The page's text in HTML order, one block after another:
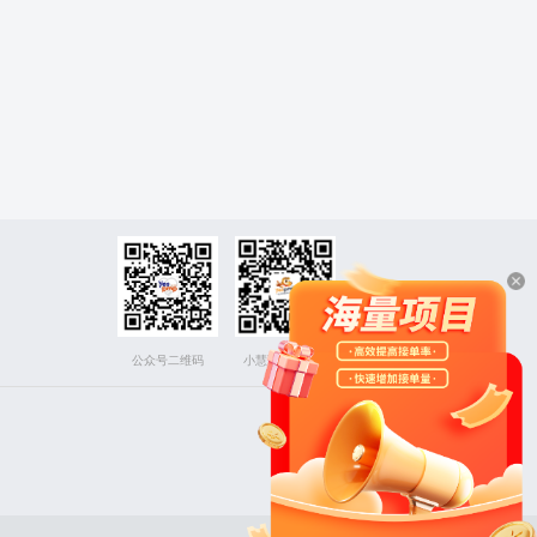
公众号二维码 小慧下载二维码